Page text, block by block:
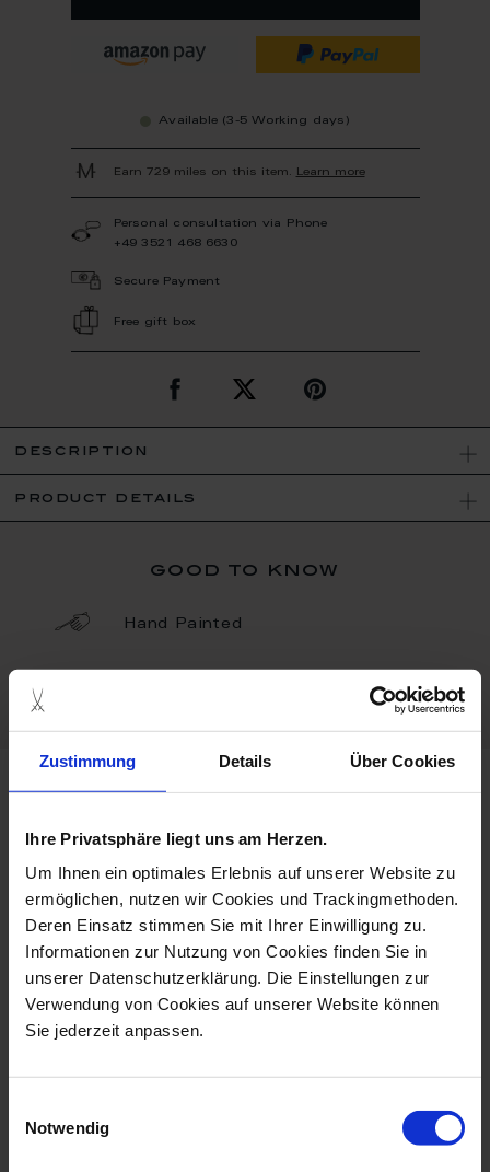
Zustimmung Details Über Cookies
Ihre Privatsphäre liegt uns am Herzen.
Um Ihnen ein optimales Erlebnis auf unserer Website zu
ermöglichen, nutzen wir Cookies und Trackingmethoden.
Deren Einsatz stimmen Sie mit Ihrer Einwilligung zu.
Informationen zur Nutzung von Cookies finden Sie in
unserer Datenschutzerklärung. Die Einstellungen zur
Verwendung von Cookies auf unserer Website können
Sie jederzeit anpassen.
Notwendig
Available (3-5 Working days)
Earn 729 miles on this item. Learn more
Personal consultation via Phone
+49 3521 468 6630
Secure Payment
Free gift box
description
product details
good to know
Hand Painted
more products from the monkey
Crested Baboon Pl...
Monkey Orchestra